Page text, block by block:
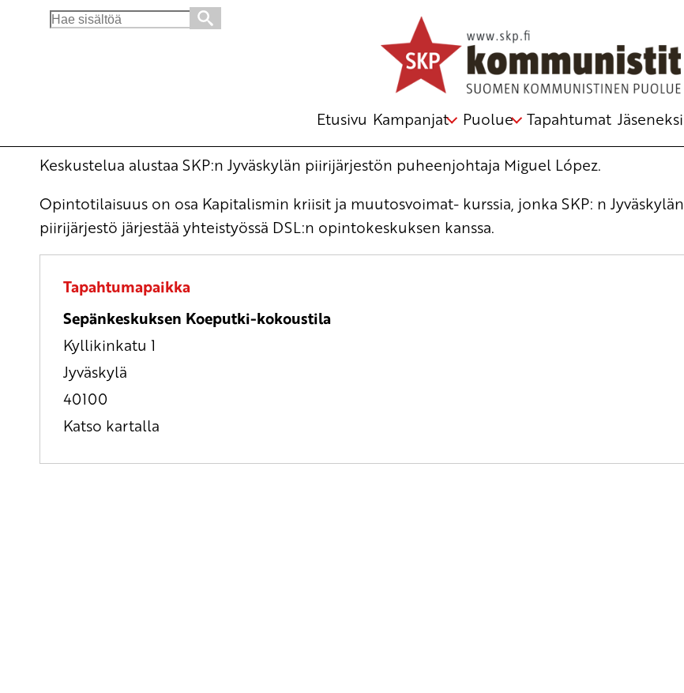
Search
Etusivu Kampanjat Puolue Tapahtumat Jäseneksi
Tärkeimmät kysymykset eduskuntavaaleissa 2027
Keskustelua alustaa SKP:n Jyväskylän piirijärjestön puheenjohtaja Miguel López.
Opintotilaisuus on osa Kapitalismin kriisit ja muutosvoimat- kurssia, jonka SKP: n Jyväskylän
piirijärjestö järjestää yhteistyössä DSL:n opintokeskuksen kanssa.
Tapahtumapaikka
Sepänkeskuksen Koeputki-kokoustila
Kyllikinkatu 1
Jyväskylä
40100
Katso kartalla